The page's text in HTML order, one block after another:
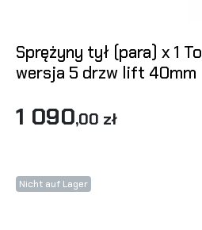
Sprężyny tył (para) x 1
wersja 5 drzw lift 40mm
1 090,00 zł
Nicht auf Lager